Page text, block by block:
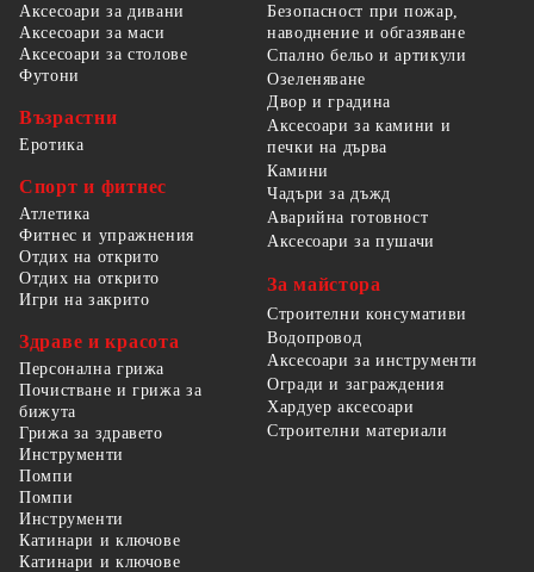
Аксесоари за дивани
Аксесоари за маси
Аксесоари за столове
Футони
Възрастни
Еротика
Спорт и фитнес
Атлетика
Фитнес и упражнения
Отдих на открито
Отдих на открито
Игри на закрито
Здраве и красота
Персонална грижа
Почистване и грижа за
бижута
Грижа за здравето
Безопасност при пожар,
наводнение и обгазяване
Спално бельо и артикули
Озеленяване
Двор и градина
Аксесоари за камини и
печки на дърва
Камини
Чадъри за дъжд
Аварийна готовност
Аксесоари за пушачи
За майстора
Строителни консумативи
Водопровод
Аксесоари за инструменти
Огради и заграждения
Хардуер аксесоари
Строителни материали
Инструменти
Помпи
Помпи
Инструменти
Катинари и ключове
Катинари и ключове